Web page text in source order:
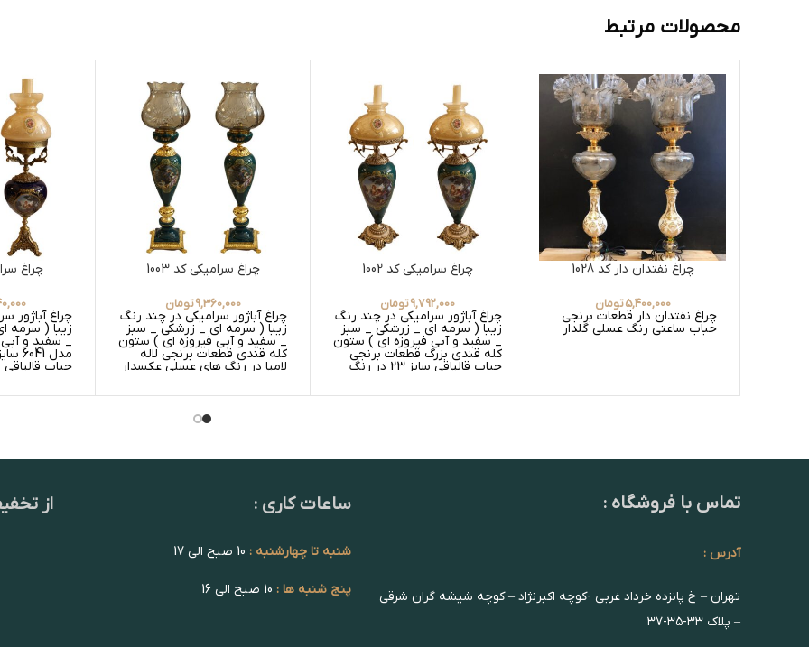
محصولات مرتبط
چراغ نفتدان دار کد 1028
5,400,000تومان
چراغ نفتدان دار قطعات برنجی
حباب ساعتی رنگ عسلی گلدار
چراغ سرامیکی کد 1002
9,792,000تومان
چراغ آباژور سرامیکی در چند رنگ
زیبا ( سرمه ای _ زرشکی _ سبز
_ سفید و آبی فیروزه ای ) ستون
کله قندی بزرگ قطعات برنجی
حباب قالپاقی سایز 23 در رنگ
_ سفید ساده و سفید گلدار
چراغ سرامیکی کد 1003
9,360,000تومان
چراغ آباژور سرامیکی در چند رنگ
زیبا ( سرمه ای _ زرشکی _ سبز
_ سفید و آبی فیروزه ای ) ستون
کله قندی قطعات برنجی لاله
لامپا در رنگ های عسلی عکسدار
سفید ساده
چراغ
چراغ آباژور
زیبا ( سرمه
_ سفید و
و سفید
تماس با فروشگاه :
آدرس :
تهران – خ پانزده خرداد غربی -کوچه اکبرنژاد – کوچه شیشه گران شرقی
– پلاک ۳۳-۳۵-۳۷
ساعات کاری :
شنبه تا چهارشنبه :
پنج شنبه ها :
از